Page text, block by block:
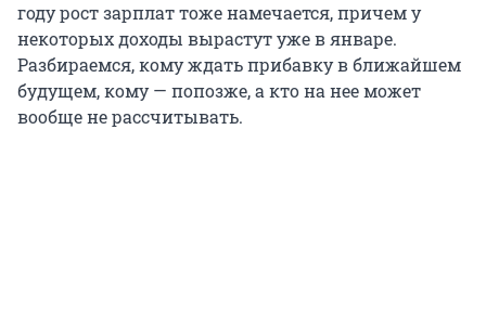
году рост зарплат тоже намечается, причем у
некоторых доходы вырастут уже в январе.
Разбираемся, кому ждать прибавку в ближайшем
будущем, кому — попозже, а кто на нее может
вообще не рассчитывать.